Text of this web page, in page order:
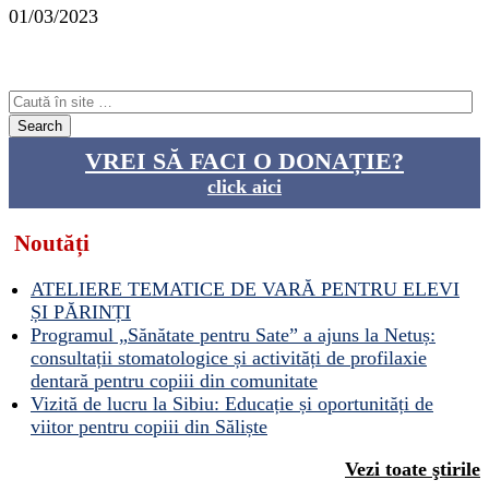
01/03/2023
VREI SĂ FACI O DONAȚIE?
click aici
Noutăți
ATELIERE TEMATICE DE VARĂ PENTRU ELEVI
ȘI PĂRINȚI
Programul „Sănătate pentru Sate” a ajuns la Netuș:
consultații stomatologice și activități de profilaxie
dentară pentru copiii din comunitate
Vizită de lucru la Sibiu: Educație și oportunități de
viitor pentru copiii din Săliște
Vezi toate ştirile